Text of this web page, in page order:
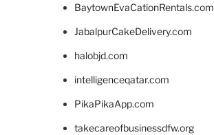
BaytownEvaCationRentals.com
JabalpurCakeDelivery.com
halobjd.com
intelligenceqatar.com
PikaPikaApp.com
takecareofbusinessdfw.org